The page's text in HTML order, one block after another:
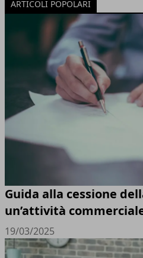
ARTICOLI POPOLARI
Guida alla cessione
un’attività
19/03/2025